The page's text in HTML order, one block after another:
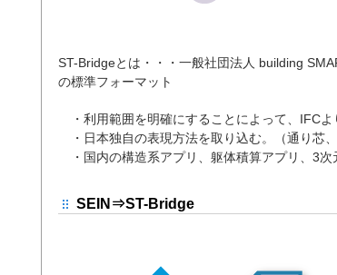
ST-Bridgeとは・・・一般社団法人 building
の標準フォーマット
・利用範囲を明確にすることによって、IFCよ
・日本独自の表現方法を取り込む。（通り芯
・国内の構造系アプリ、躯体積算アプリ、3次
SEIN⇒ST-Bridge